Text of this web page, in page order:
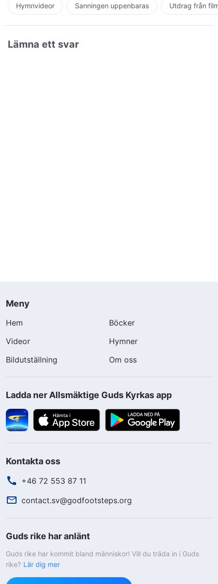
Hymnvideor Sanningen uppenbaras Utdrag från
Lämna ett svar
Meny
Hem
Böcker
Videor
Hymner
Bildutställning
Om oss
Ladda ner Allsmäktige Guds Kyrkas app
Kontakta oss
+46 72 553 87 11
contact.sv@godfootsteps.org
Guds rike har anlänt
Guds rike har kommit bland människor! Vill du träda in i Guds
rike? Lär dig mer